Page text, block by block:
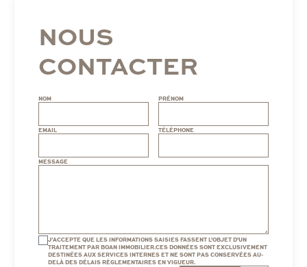
NOUS
CONTACTER
NOM PRÉNOM
EMAIL TÉLÉPHONE
MESSAGE
J’ACCEPTE QUE LES INFORMATIONS SAISIES FASSENT L'OBJET D'UN
TRAITEMENT PAR BOAN IMMOBILIER.CES DONNÉES SONT EXCLUSIVEMENT
DESTINÉES AUX SERVICES INTERNES ET NE SONT PAS CONSERVÉES AU-
DELÀ DES DÉLAIS RÈGLEMENTAIRES EN VIGUEUR.